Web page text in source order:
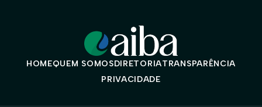
HOMEQUEM SOMOSDIRETORIATRANSPARÊNCIA
PRIVACIDADE